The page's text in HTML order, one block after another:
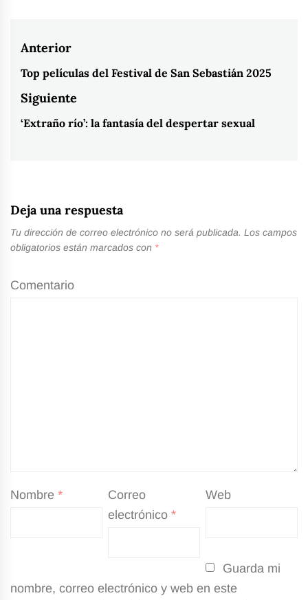
Navegación
de
entradas
Anterior
Entrada
anterior:
Top películas del Festival de San Sebastián 2025
Siguiente
Entrada
‘Extraño río’: la fantasía del despertar sexual
Deja una respuesta
Tu dirección de correo electrónico no será publicada. Los campos
obligatorios están marcados con *
Comentario
Nombre *
Correo
electrónico*
Web
Guarda mi
nombre, correo electrónico y web en este